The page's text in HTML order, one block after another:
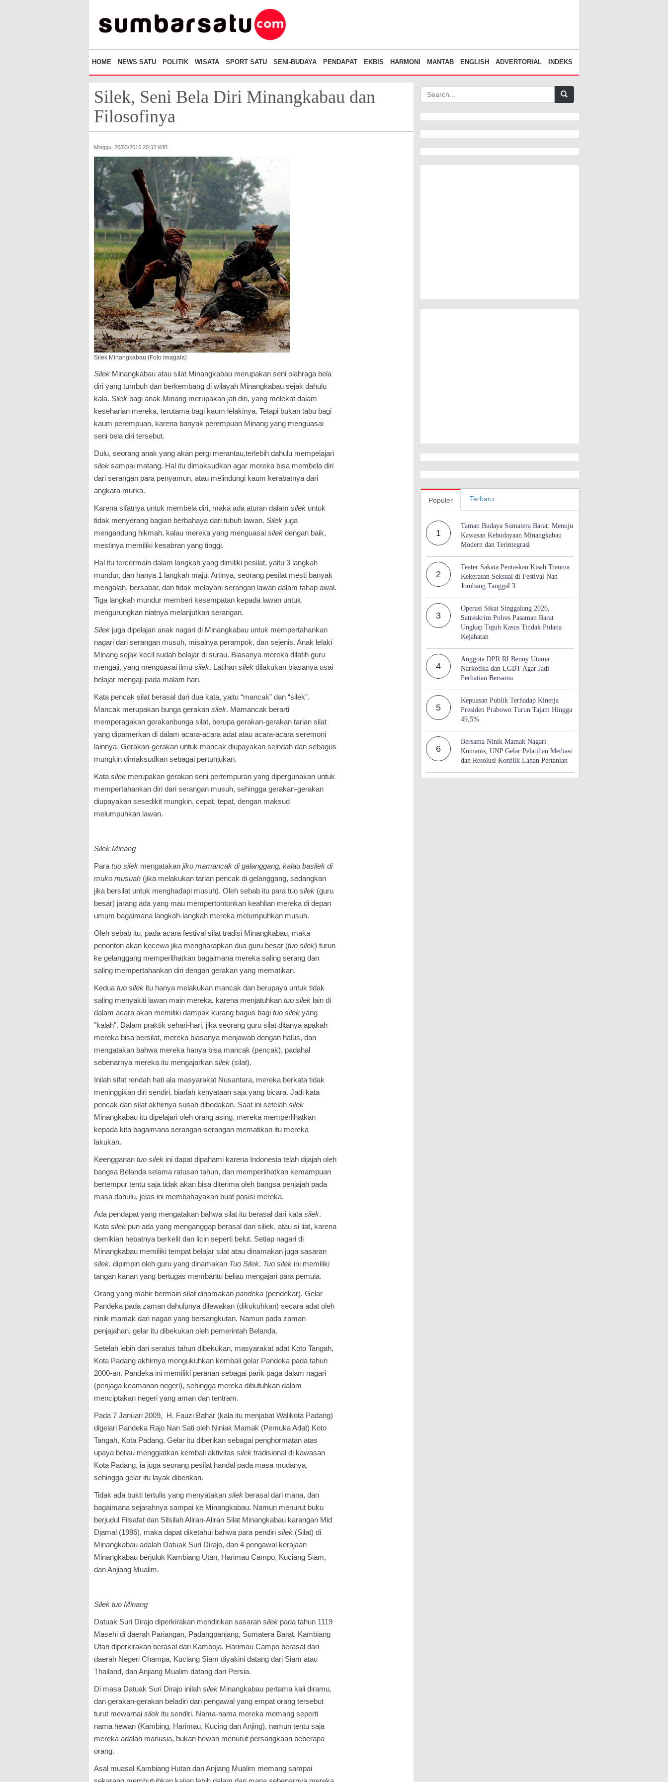
HOME NEWS SATU POLITIK WISATA SPORT SATU SENI-BUDAYA PENDAPAT EKBIS HARMONI MANTAB ENGLISH ADVERTORIAL INDEKS
Silek, Seni Bela Diri Minangkabau dan
Filosofinya
Minggu, 20/03/2016 20:33 WIB
Silek Minangkabau (Foto Imagala)
Silek Minangkabau atau silat Minangkabau merupakan seni olahraga bela
diri yang tumbuh dan berkembang di wilayah Minangkabau sejak dahulu
kala. Silek bagi anak Minang merupakan jati diri, yang melekat dalam
keseharian mereka, terutama bagi kaum lelakinya. Tetapi bukan tabu bagi
kaum perempuan, karena banyak perempuan Minang yang menguasai
seni bela diri tersebut.
Dulu, seorang anak yang akan pergi merantau,terlebih dahulu mempelajari
silek sampai matang. Hal itu dimaksudkan agar mereka bisa membela diri
dari serangan para penyamun, atau melindungi kaum kerabatnya dari
angkara murka.
Karena sifatnya untuk membela diri, maka ada aturan dalam silek untuk
tidak menyerang bagian berbahaya dari tubuh lawan. Silek juga
mengandung hikmah, kalau mereka yang menguasai silek dengan baik,
mestinya memiliki kesabran yang tinggi.
Hal itu tercermain dalam langkah yang dimiliki pesilat, yaitu 3 langkah
mundur, dan hanya 1 langkah maju. Artinya, seorang pesilat mesti banyak
mengalah, bersabar, dan tidak melayani serangan lawan dalam tahap awal.
Tiga langkah mundur memberi kesempatan kepada lawan untuk
mengurungkan niatnya melanjutkan serangan.
Silek juga dipelajari anak nagari di Minangkabau untuk mempertahankan
nagari dari serangan musuh, misalnya perampok, dan sejenis. Anak lelaki
Minang sejak kecil sudah belajar di surau. Biasanya mereka dilatih guru
mengaji, yang menguasai ilmu silek. Latihan silek dilakukan biasanya usai
belajar mengaji pada malam hari.
Kata pencak silat berasal dari dua kata, yaitu “mancak” dan “silek”.
Mancak merupakan bunga gerakan silek. Mamancak berarti
memperagakan gerakanbunga silat, berupa gerakan-gerakan tarian silat
yang dipamerkan di dalam acara-acara adat atau acara-acara seremoni
lainnya. Gerakan-gerakan untuk mancak diupayakan seindah dan sebagus
mungkin dimaksudkan sebagai pertunjukan.
Kata silek merupakan gerakan seni pertempuran yang dipergunakan untuk
mempertahankan diri dari serangan musuh, sehingga gerakan-gerakan
diupayakan sesedikit mungkin, cepat, tepat, dengan maksud
melumpuhkan lawan.
Silek Minang
Para tuo silek mengatakan jiko mamancak di galanggang, kalau basilek di
muko musuah (jika melakukan tarian pencak di gelanggang, sedangkan
jika bersilat untuk menghadapi musuh). Oleh sebab itu para tuo silek (guru
besar) jarang ada yang mau mempertontonkan keahlian mereka di depan
umum bagaimana langkah-langkah mereka melumpuhkan musuh.
Oleh sebab itu, pada acara festival silat tradisi Minangkabau, maka
penonton akan kecewa jika mengharapkan dua guru besar (tuo silek) turun
ke gelanggang memperlihatkan bagaimana mereka saling serang dan
saling mempertahankan diri dengan gerakan yang mematikan.
Kedua tuo silek itu hanya melakukan mancak dan berupaya untuk tidak
saling menyakiti lawan main mereka, karena menjatuhkan tuo silek lain di
dalam acara akan memiliki dampak kurang bagus bagi tuo silek yang
"kalah". Dalam praktik sehari-hari, jika seorang guru silat ditanya apakah
mereka bisa bersilat, mereka biasanya menjawab dengan halus, dan
mengatakan bahwa mereka hanya bisa mancak (pencak), padahal
sebenarnya mereka itu mengajarkan silek (silat).
Inilah sifat rendah hati ala masyarakat Nusantara, mereka berkata tidak
meninggikan diri sendiri, biarlah kenyataan saja yang bicara. Jadi kata
pencak dan silat akhirnya susah dibedakan. Saat ini setelah silek
Minangkabau itu dipelajari oleh orang asing, mereka memperlihatkan
kepada kita bagaimana serangan-serangan mematikan itu mereka
lakukan.
Keengganan tuo silek ini dapat dipahami karena Indonesia telah dijajah oleh
bangsa Belanda selama ratusan tahun, dan memperlihatkan kemampuan
bertempur tentu saja tidak akan bisa diterima oleh bangsa penjajah pada
masa dahulu, jelas ini membahayakan buat posisi mereka.
Ada pendapat yang mengatakan bahwa silat itu berasal dari kata silek.
Kata silek pun ada yang menganggap berasal dari siliek, atau si liat, karena
demikian hebatnya berkelit dan licin seperti belut. Setiap nagari di
Minangkabau memiliki tempat belajar silat atau dinamakan juga sasaran
silek, dipimpin oleh guru yang dinamakan Tuo Silek. Tuo silek ini memiliki
tangan kanan yang bertugas membantu beliau mengajari para pemula.
Orang yang mahir bermain silat dinamakan pandeka (pendekar). Gelar
Pandeka pada zaman dahulunya dilewakan (dikukuhkan) secara adat oleh
ninik mamak dari nagari yang bersangkutan. Namun pada zaman
penjajahan, gelar itu dibekukan oleh pemerintah Belanda.
Setelah lebih dari seratus tahun dibekukan, masyarakat adat Koto Tangah,
Kota Padang akhirnya mengukuhkan kembali gelar Pandeka pada tahun
2000-an. Pandeka ini memiliki peranan sebagai parik paga dalam nagari
(penjaga keamanan negeri), sehingga mereka dibutuhkan dalam
menciptakan negeri yang aman dan tentram.
Pada 7 Januari 2009, H. Fauzi Bahar (kala itu menjabat Walikota Padang)
digelari Pandeka Rajo Nan Sati oleh Niniak Mamak (Pemuka Adat) Koto
Tangah, Kota Padang. Gelar itu diberikan sebagai penghormatan atas
upaya beliau menggiatkan kembali aktivitas silek tradisional di kawasan
Kota Padang, ia juga seorang pesilat handal pada masa mudanya,
sehingga gelar itu layak diberikan.
Tidak ada bukti tertulis yang menyatakan silek berasal dari mana, dan
bagaimana sejarahnya sampai ke Minangkabau. Namun menurut buku
berjudul Filsafat dan Silsilah Aliran-Aliran Silat Minangkabau karangan Mid
Djamal (1986), maka dapat diketahui bahwa para pendiri silek (Silat) di
Minangkabau adalah Datuak Suri Dirajo, dan 4 pengawal kerajaan
Minangkabau berjuluk Kambiang Utan, Harimau Campo, Kuciang Siam,
dan Anjiang Mualim.
Silek tuo Minang
Datuak Suri Dirajo diperkirakan mendirikan sasaran silek pada tahun 1119
Masehi di daerah Pariangan, Padangpanjang, Sumatera Barat. Kambiang
Utan diperkirakan berasal dari Kamboja. Harimau Campo berasal dari
daerah Negeri Champa, Kuciang Siam diyakini datang dari Siam atau
Thailand, dan Anjiang Mualim datang dari Persia.
Di masa Datuak Suri Dirajo inilah silek Minangkabau pertama kali diramu,
dan gerakan-gerakan beladiri dari pengawal yang empat orang tersebut
turut mewarnai silek itu sendiri. Nama-nama mereka memang seperti
nama hewan (Kambing, Harimau, Kucing dan Anjing), namun tentu saja
mereka adalah manusia, bukan hewan menurut persangkaan beberapa
orang.
Asal muasal Kambiang Hutan dan Anjiang Mualim memang sampai
Populer Terbaru
1
Taman Budaya Sumatera Barat: Menuju
Kawasan Kebudayaan Minangkabau
Modern dan Terintegrasi
2
Teater Sakata Pentaskan Kisah Trauma
Kekerasan Seksual di Festival Nan
Jombang Tanggal 3
3
Operasi Sikat Singgalang 2026,
Satreskrim Polres Pasaman Barat
Ungkap Tujuh Kasus Tindak Pidana
Kejahatan
4
Anggota DPR RI Benny Utama:
Narkotika dan LGBT Agar Jadi
Perhatian Bersama
5
Kepuasan Publik Terhadap Kinerja
Presiden Prabowo Turun Tajam Hingga
49,5%
6
Bersama Ninik Mamak Nagari
Kumanis, UNP Gelar Pelatihan Mediasi
dan Resolusi Konflik Lahan Pertanian